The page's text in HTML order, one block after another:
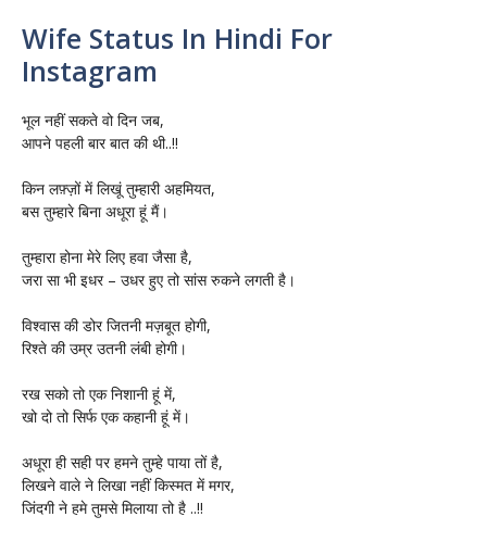
Wife Status In Hindi For
Instagram
भूल नहीं सकते वो दिन जब,
आपने पहली बार बात की थी..!!
किन लफ़्ज़ों में लिखूं तुम्हारी अहमियत,
बस तुम्हारे बिना अधूरा हूं मैं।
तुम्हारा होना मेरे लिए हवा जैसा है,
जरा सा भी इधर – उधर हुए तो सांस रुकने लगती है।
विश्वास की डोर जितनी मज़बूत होगी,
रिश्ते की उम्र उतनी लंबी होगी।
रख सको तो एक निशानी हूं में,
खो दो तो सिर्फ एक कहानी हूं में।
अधूरा ही सही पर हमने तुम्हे पाया तों है,
लिखने वाले ने लिखा नहीं किस्मत में मगर,
जिंदगी ने हमे तुमसे मिलाया तो है ..!!